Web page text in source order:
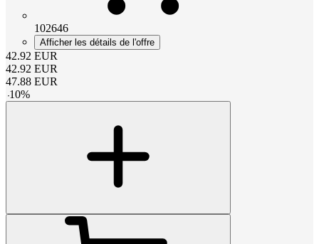
102646
Afficher les détails de l'offre
42.92 EUR
42.92 EUR
47.88 EUR
-10%